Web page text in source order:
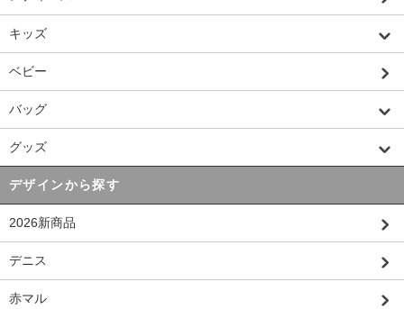
キッズ
ベビー
バッグ
グッズ
デザインから探す
2026新商品
デニス
赤マル